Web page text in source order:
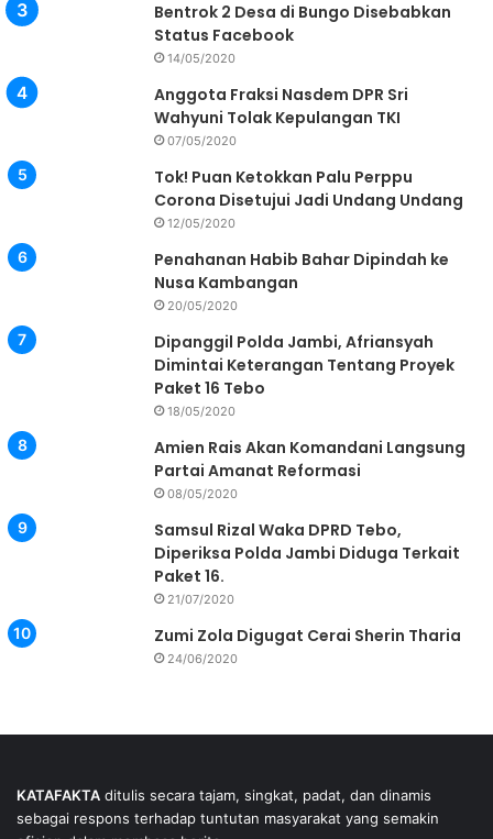
Bentrok 2 Desa di Bungo Disebabkan
Status Facebook
14/05/2020
Anggota Fraksi Nasdem DPR Sri
Wahyuni Tolak Kepulangan TKI
07/05/2020
Tok! Puan Ketokkan Palu Perppu
Corona Disetujui Jadi Undang Undang
12/05/2020
Penahanan Habib Bahar Dipindah ke
Nusa Kambangan
20/05/2020
Dipanggil Polda Jambi, Afriansyah
Dimintai Keterangan Tentang Proyek
Paket 16 Tebo
18/05/2020
Amien Rais Akan Komandani Langsung
Partai Amanat Reformasi
08/05/2020
Samsul Rizal Waka DPRD Tebo,
Diperiksa Polda Jambi Diduga Terkait
Paket 16.
21/07/2020
Zumi Zola Digugat Cerai Sherin Tharia
24/06/2020
KATAFAKTA ditulis secara tajam, singkat, padat, dan dinamis
sebagai respons terhadap tuntutan masyarakat yang semakin